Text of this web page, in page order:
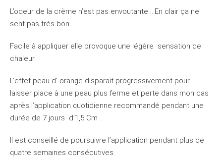
L’odeur de la crème n’est pas envoutante …En clair ça ne
sent pas très bon
Facile à appliquer elle provoque une légère sensation de
chaleur.
L’effet peau d’ orange disparait progressivement pour
laisser place à une peau plus ferme et perte dans mon cas
après l’application quotidienne recommandé pendant une
durée de 7 jours d’1,5 Cm .
Il est conseillé de poursuivre l’application pendant plus de
quatre semaines consécutives.